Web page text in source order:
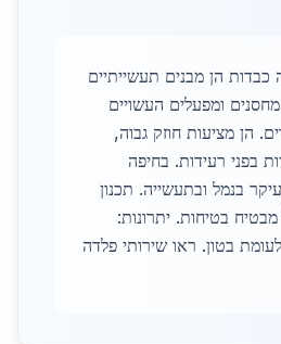
כבדות הן מבנים תעשייתיים
ומפעלים העשויים
הן מציעות חוזק גבוה,
בפני רעידות. בחיפה
בנמל ובתעשייה. תכנון
לפי תקן ת"י 1220 מבטיח בטיחות. יתרונות:
חיסכון בזמן 40% לעומת בטון. ראו שירותי פלדה